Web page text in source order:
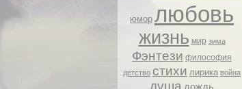
юмор любовь
жизнь мир зима
Фэнтези философия
детство стихи лирика война
душа дождь